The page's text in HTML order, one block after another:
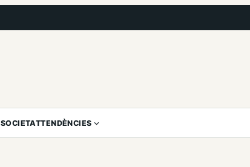
SOCIETATTENDÈNCIES